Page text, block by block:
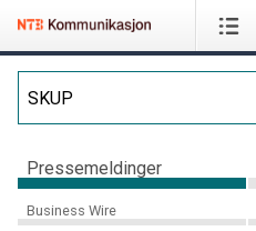
Pressemeldinger
Business Wire